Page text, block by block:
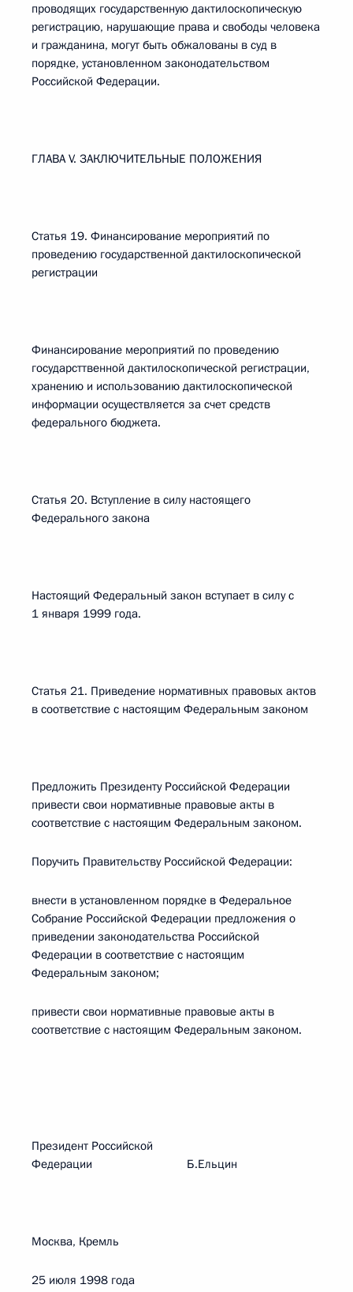
проводящих государственную дактилоскопическую
регистрацию, нарушающие права и свободы человека
и гражданина, могут быть обжалованы в суд в
порядке, установленном законодательством
Российской Федерации.
ГЛАВА V. ЗАКЛЮЧИТЕЛЬНЫЕ ПОЛОЖЕНИЯ
Статья 19. Финансирование мероприятий по
проведению государственной дактилоскопической
регистрации
Финансирование мероприятий по проведению
государсттвенной дактилоскопической регистрации,
хранению и использованию дактилоскопической
информации осуществляется за счет средств
федерального бюджета.
Статья 20. Вступление в силу настоящего
Федерального закона
Настоящий Федеральный закон вступает в силу с
1 января 1999 года.
Статья 21. Приведение нормативных правовых актов
в соответствие с настоящим Федеральным законом
Предложить Президенту Российской Федерации
привести свои нормативные правовые акты в
соответствие с настоящим Федеральным законом.
Поручить Правительству Российской Федерации:
внести в установленном порядке в Федеральное
Собрание Российской Федерации предложения о
приведении законодательства Российской
Федерации в соответствие с настоящим
Федеральным законом;
привести свои нормативные правовые акты в
соответствие с настоящим Федеральным законом.
Президент Российской
Федерации Б.Ельцин
Москва, Кремль
25 июля 1998 года